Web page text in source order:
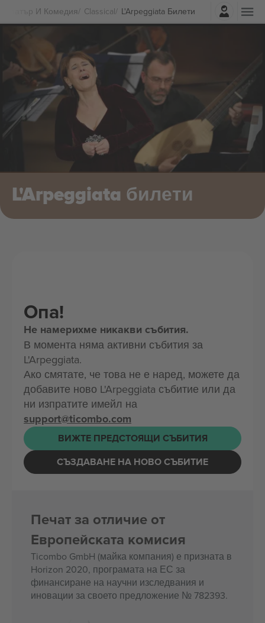
Театър И Комедия Classical L'Arpeggiata Билети
Влез
L'Arpeggiata билети
Опа!
Не намерихме никакви събития.
В момента няма активни събития за
L'Arpeggiata.
Ако смятате, че това не е наред, можете да
добавите ново L'Arpeggiata събитие или да
ни изпратите имейл на
support@ticombo.com
ВИЖТЕ ПРЕДСТОЯЩИ СЪБИТИЯ
СЪЗДАВАНЕ НА НОВО СЪБИТИЕ
Печат за отличие от
Европейската комисия
Ticombo GmbH (майка компания) е призната в
Horizon 2020, програмата на ЕС за
финансиране на научни изследвания и
иновации за своето предложение № 782393.